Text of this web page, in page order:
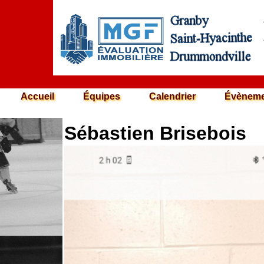
Accueil Équipes Calendrier
Sébastien Brisebois